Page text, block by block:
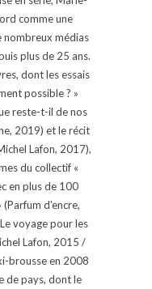
comme une
nombreux médias
plus de 25 ans.
dont les essais
possible ? »
reste-t-il de nos
2019) et le récit
Lafon, 2017),
du collectif «
en plus de 100
d'encre,
voyage pour les
Lafon, 2015 /
brousse en 2008
de pays, dont le